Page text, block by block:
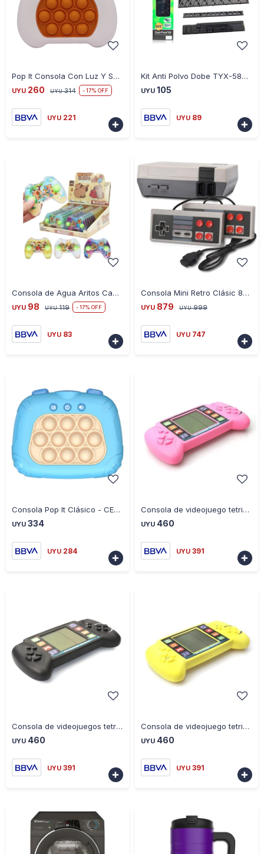
Pop It Consola Con Luz Y Sonido - TIGRE
UYU 260 UYU 314 17
UYU 221

Kit Anti Polvo Dobe TYX-580 Protege Tu Consola Xbox One
UYU 105
UYU 89

Consola de Agua Aritos Capybara
UYU 98 UYU 119 17
UYU 83

Consola Mini Retro Clásic 8BIT
UYU 879 UYU 999
UYU 747

Consola Pop It Clásico - CELESTE
UYU 334
UYU 284

Consola de videojuego tetris rosa
UYU 460
UYU 391

Consola de videojuegos tetris negra
UYU 460
UYU 391

Consola de videojuego tetris amarilo
UYU 460
UYU 391
